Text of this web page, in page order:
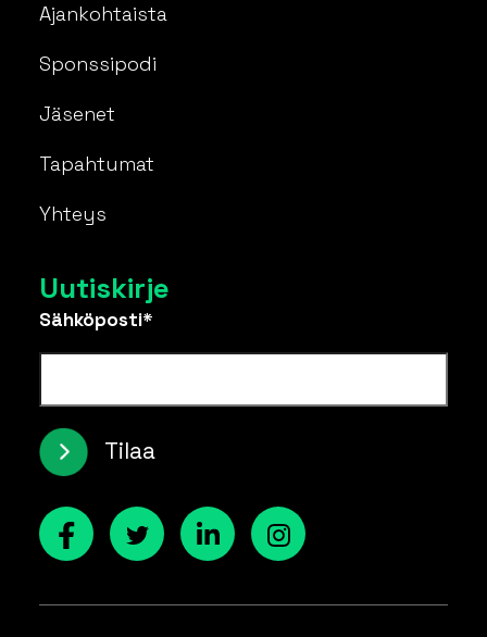
Ajankohtaista
Sponssipodi
Jäsenet
Tapahtumat
Yhteys
Uutiskirje
Sähköposti*
Tilaa